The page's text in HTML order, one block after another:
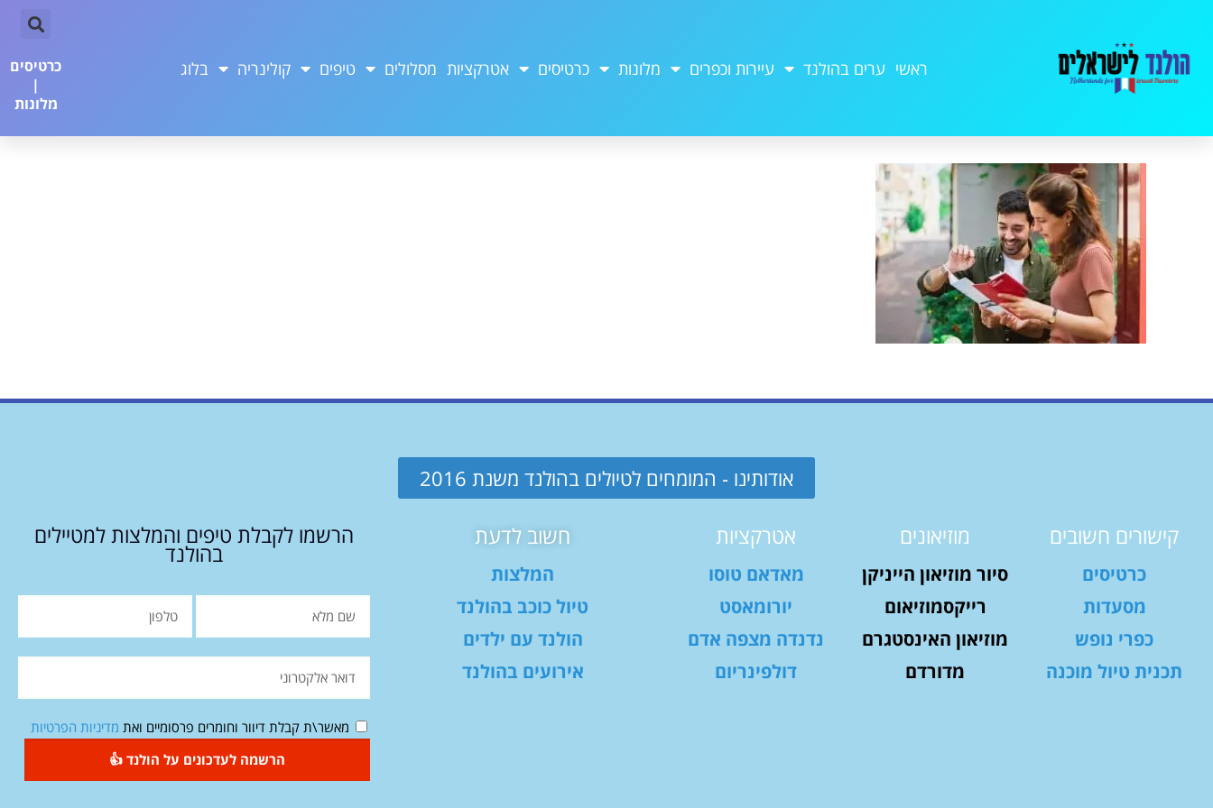
ראשי ערים בהולנד עיירות וכפרים מלונות כרטיסים אטרקציות מסלולים טיפים קולינריה בלוג
כרטיסים
|
מלונות
אודותינו - המומחים לטיולים בהולנד משנת 2016
קישורים חשובים
כרטיסים
מסעדות
כפרי נופש
תכנית טיול מוכנה
מוזיאונים
סיור מוזיאון הייניקן
רייקסמוזיאום
מוזיאון האינסטגרם
מדורדם
אטרקציות
מאדאם טוסו
יורומאסט
נדנדה מצפה אדם
דולפינריום
חשוב לדעת
המלצות
טיול כוכב בהולנד
הולנד עם ילדים
אירועים בהולנד
הרשמו לקבלת טיפים והמלצות למטיילים
בהולנד
מאשר\ת קבלת דיוור וחומרים פרסומיים ואת מדיניות הפרטיות
הרשמה לעדכונים על הולנד 👍